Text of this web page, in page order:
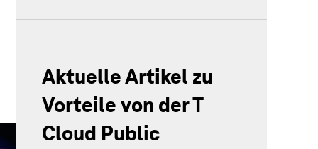
Aktuelle Artikel zu
Vorteile von der T
Cloud Public